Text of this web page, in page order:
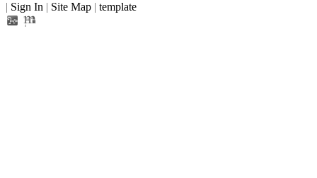
| Sign In | Site Map | template